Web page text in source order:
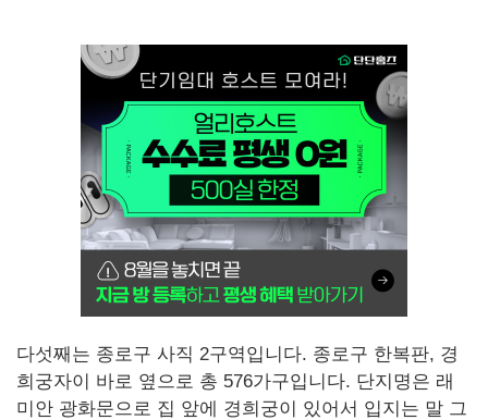
다섯째는 종로구 사직 2구역입니다. 종로구 한복판, 경
희궁자이 바로 옆으로 총 576가구입니다. 단지명은 래
미안 광화문으로 집 앞에 경희궁이 있어서 입지는 말 그